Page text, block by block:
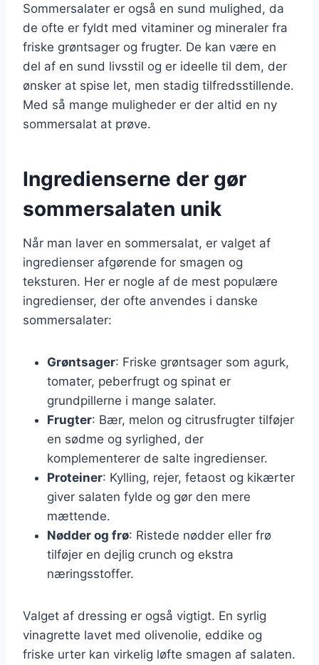
Sommersalater er også en sund mulighed, da
de ofte er fyldt med vitaminer og mineraler fra
friske grøntsager og frugter. De kan være en
del af en sund livsstil og er ideelle til dem, der
ønsker at spise let, men stadig tilfredsstillende.
Med så mange muligheder er der altid en ny
sommersalat at prøve.
Ingredienserne der gør
sommersalaten unik
Når man laver en sommersalat, er valget af
ingredienser afgørende for smagen og
teksturen. Her er nogle af de mest populære
ingredienser, der ofte anvendes i danske
sommersalater:
Grøntsager: Friske grøntsager som agurk,
tomater, peberfrugt og spinat er
grundpillerne i mange salater.
Frugter: Bær, melon og citrusfrugter tilføjer
en sødme og syrlighed, der
komplementerer de salte ingredienser.
Proteiner: Kylling, rejer, fetaost og kikærter
giver salaten fylde og gør den mere
mættende.
Nødder og frø: Ristede nødder eller frø
tilføjer en dejlig crunch og ekstra
næringsstoffer.
Valget af dressing er også vigtigt. En syrlig
vinagrette lavet med olivenolie, eddike og
friske urter kan virkelig løfte smagen af salaten.